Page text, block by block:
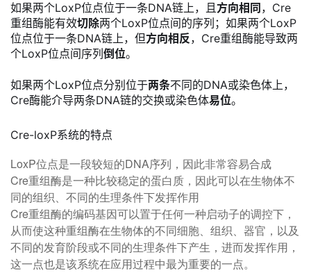
如果两个LoxP位点位于一条DNA链上，且方向相同 ，Cre
重组酶能有效切除两个LoxP位点间的序列；如果两个LoxP
位点位于一条DNA链上，但方向相反，Cre重组酶能导致两
个LoxP位点间序列 倒位。
如果两个LoxP位点分别位于两条不同的DNA或染色体上，
Cre酶能介导两条DNA链的交换或染色体易位。
Cre-loxP系统的特点
LoxP位点是一段较短的DNA序列，因此非常容易合成
Cre重组酶是一种比较稳定的蛋白质，因此可以在生物体不
同的组织、不同的生理条件下发挥作用
Cre重组酶的编码基因可以置于任何一种启动子的调控下，
从而使这种重组酶在生物体的不同细胞、组织、器官，以及
不同的发育阶段或不同的生理条件下产生，进而发挥作用，
这一点也是该系统在应用过程中最为重要的一点。